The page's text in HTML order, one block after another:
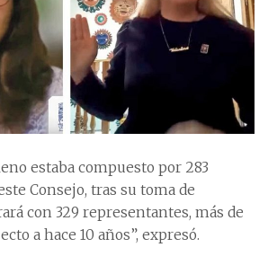
estaba compuesto por 283
Consejo, tras su toma de
con 329 representantes, más de
a hace 10 años”, expresó.